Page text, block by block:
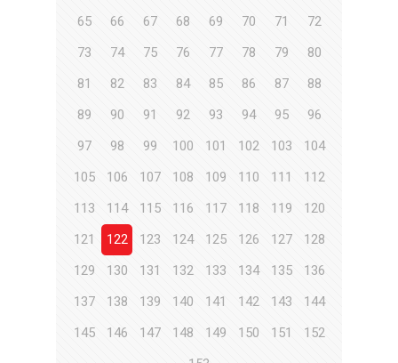
65
66 67 68 69 70 71
72
73
74 75 76 77 78 79
80
81
82 83 84 85 86 87
88
89
90 91 92 93 94 95
96
97
98 99 100 101 102 103
104
105
106 107 108 109 110 111
112
113
114 115 116 117 118 119
120
121
122 123 124 125 126 127
128
129
130 131 132 133 134 135
136
137
138 139 140 141 142 143
144
145
146 147 148 149 150 151
152